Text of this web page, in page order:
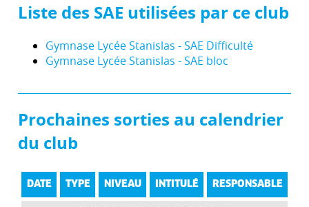
Liste des SAE utilisées par ce club
Gymnase Lycée Stanislas - SAE Difficulté
Gymnase Lycée Stanislas - SAE bloc
Prochaines sorties au calendrier
du club
DATE TYPE NIVEAU INTITULÉ RESPONSABLE